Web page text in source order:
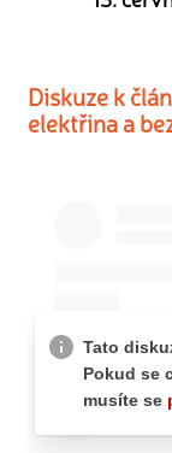
Diskuze k
elektřina a